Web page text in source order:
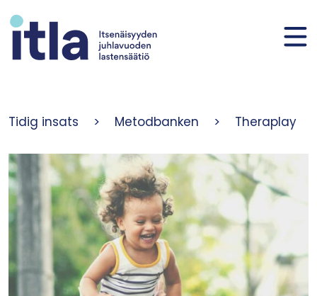
Tidig insats > Metodbanken > Theraplay